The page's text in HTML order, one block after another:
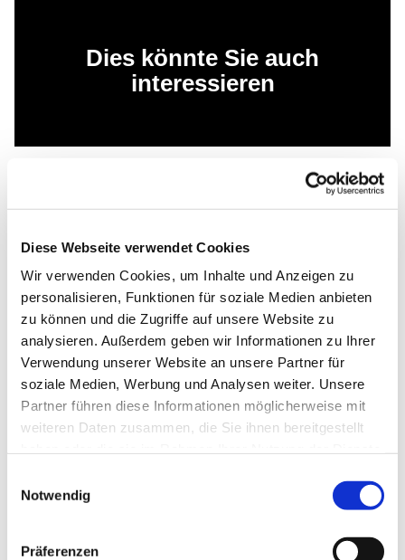
Diese Webseite verwendet Cookies
Wir verwenden Cookies, um Inhalte und Anzeigen zu
personalisieren, Funktionen für soziale Medien anbieten
zu können und die Zugriffe auf unsere Website zu
analysieren. Außerdem geben wir Informationen zu Ihrer
Verwendung unserer Website an unsere Partner für
soziale Medien, Werbung und Analysen weiter. Unsere
Partner führen diese Informationen möglicherweise mit
weiteren Daten zusammen, die Sie ihnen bereitgestellt
Notwendig
Präferenzen
Dies könnte Sie auch
interessieren